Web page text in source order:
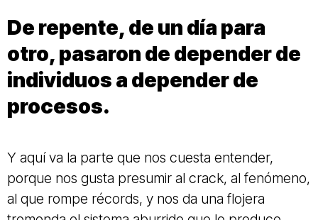
De repente, de un día para
otro, pasaron de depender de
individuos a depender de
procesos.
Y aquí va la parte que nos cuesta entender,
porque nos gusta presumir al crack, al fenómeno,
al que rompe récords, y nos da una flojera